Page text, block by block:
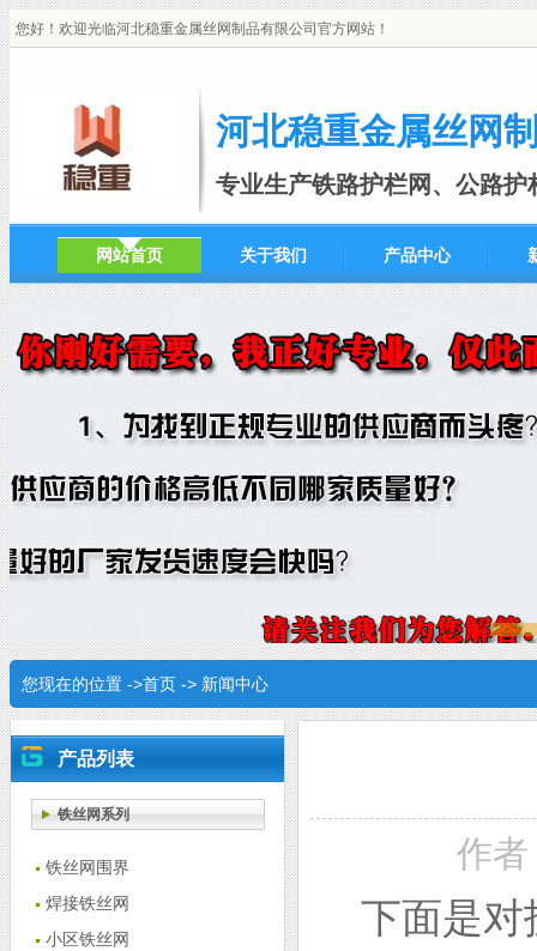
您好！欢迎光临河北稳重金属丝网制品有限公司官方网站！
河北稳重金属丝网
专业生产铁路护栏网、公路护
网站首页 关于我们 产品中心
您现在的位置 ->首页 -> 新闻中心
产品列表
铁丝网系列
铁丝网围界
焊接铁丝网
小区铁丝网
作者
下面是对